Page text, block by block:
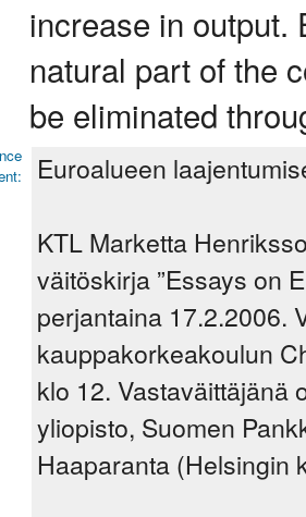
increase in output.
natural part of the
be eliminated
Euroalueen
KTL Marketta
väitöskirja ”Essays on
perjantaina 17.2.2006.
kauppakorkeakoulun
klo 12. Vastaväittäjänä
yliopisto, Suomen
Haaparanta (Helsingin